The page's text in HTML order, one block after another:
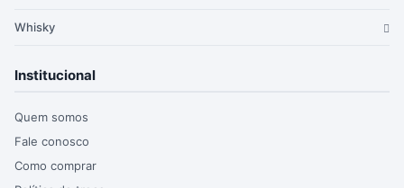
Whisky
Institucional
Quem somos
Fale conosco
Como comprar